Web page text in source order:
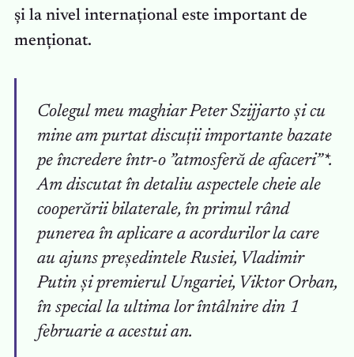
și la nivel internațional este important de
menționat.
Colegul meu maghiar Peter Szijjarto și cu
mine am purtat discuții importante bazate
pe încredere într-o ”atmosferă de afaceri”*.
Am discutat în detaliu aspectele cheie ale
cooperării bilaterale, în primul rând
punerea în aplicare a acordurilor la care
au ajuns președintele Rusiei, Vladimir
Putin și premierul Ungariei, Viktor Orban,
în special la ultima lor întâlnire din 1
februarie a acestui an.